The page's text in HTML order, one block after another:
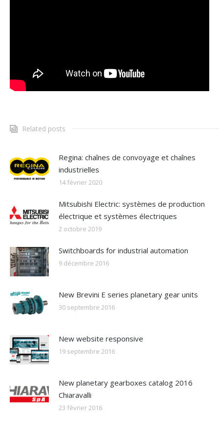
Related posts
Regina: chaînes de convoyage et chaînes
industrielles
14 février 2020
Mitsubishi Electric: systèmes de production
électrique et systèmes électriques
2 octobre 2019
Switchboards for industrial automation
9 décembre 2016
New Brevini E series planetary gear units
30 septembre 2016
New website responsive
19 septembre 2016
New planetary gearboxes catalog 2016
Chiaravalli
23 février 2016